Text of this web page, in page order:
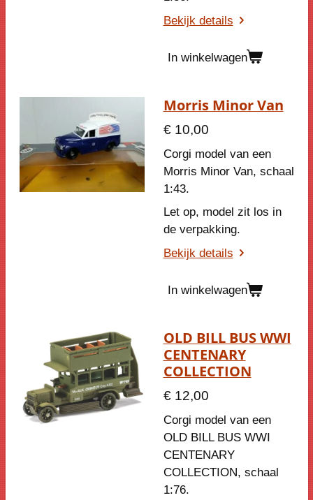
Bekijk details
In winkelwagen
Morris Minor Van
€ 10,00
Corgi model van een
Morris Minor Van, schaal
1:43.
Let op, model zit los in
de verpakking.
Bekijk details
In winkelwagen
OLD BILL BUS WWI
CENTENARY
COLLECTION
€ 12,00
Corgi model van een
OLD BILL BUS WWI
CENTENARY
COLLECTION, schaal
1:76.